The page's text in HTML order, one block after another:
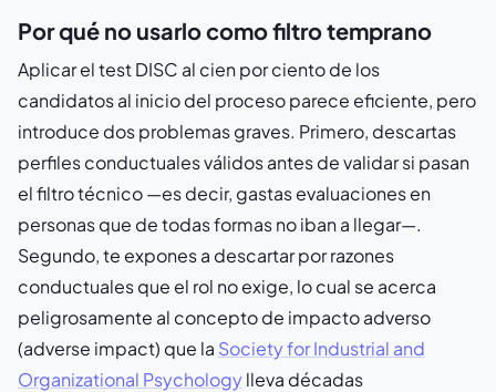
Por qué no usarlo como filtro temprano
Aplicar el test DISC al cien por ciento de los
candidatos al inicio del proceso parece eficiente, pero
introduce dos problemas graves. Primero, descartas
perfiles conductuales válidos antes de validar si pasan
el filtro técnico —es decir, gastas evaluaciones en
personas que de todas formas no iban a llegar—.
Segundo, te expones a descartar por razones
conductuales que el rol no exige, lo cual se acerca
peligrosamente al concepto de impacto adverso
(adverse impact) que la Society for Industrial and
Organizational Psychologylleva décadas